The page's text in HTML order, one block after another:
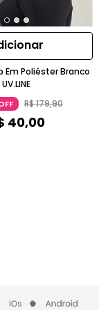
Em Poliéster Branco
UV.LINE
R$179,90
40,00